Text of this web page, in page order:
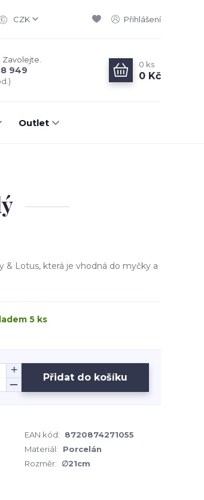
CZK Přihlášení
Zavolejte.
949
0 ks
0 Kč
Outlet
& Lotus, která je vhodná do myčky a
5 ks
Přidat do košíku
EAN kód:
8720874271055
Materiál:
Porcelán
Rozměr:
∅21cm